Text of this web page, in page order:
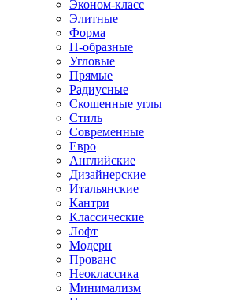
Эконом-класс
Элитные
Форма
П-образные
Угловые
Прямые
Радиусные
Скошенные углы
Стиль
Современные
Евро
Английские
Дизайнерские
Итальянские
Кантри
Классические
Лофт
Модерн
Прованс
Неоклассика
Минимализм